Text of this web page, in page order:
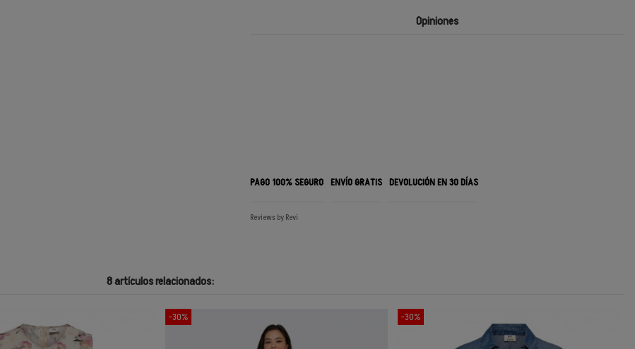
Opiniones
PAGO 100% SEGURO ENVÍO GRATIS DEVOLUCIÓN EN 30 DÍAS
Reviews by Revi
8 artículos relacionados:
-30% -30%